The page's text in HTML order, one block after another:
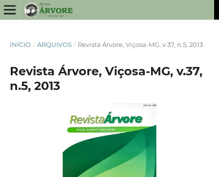
INÍCIO / ARQUIVOS / Revista Árvore, Viçosa-MG, v.37, n.5, 2013
Revista Árvore, Viçosa-MG, v.37,
n.5, 2013